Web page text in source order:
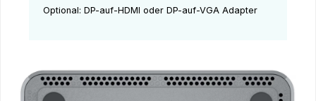
Optional: DP-auf-HDMI oder DP-auf-VGA Adapter